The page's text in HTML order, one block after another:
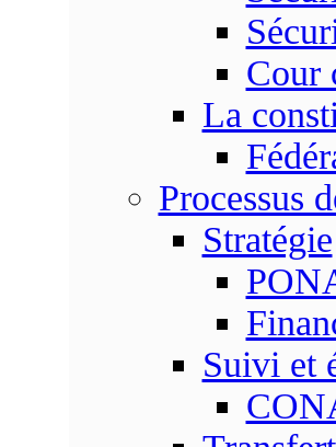
Cour
La
Processus
Stratégie
Suivi et